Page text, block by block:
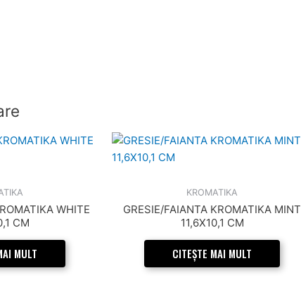
WHITE
CM
MULT
KROMATIKA
GRESIE/FAIANTA KROMATIKA MINT
11,6X10,1 CM
CITEȘTE MAI MULT